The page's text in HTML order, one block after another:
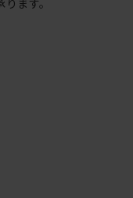
ます。